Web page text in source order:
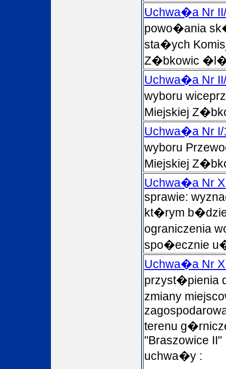
Uchwa�a Nr
powo�ania
sta�ych
Z�bkowic
Uchwa�a Nr
wyboru
Miejskiej
Uchwa�a Nr I/
wyboru
Miejskiej
Uchwa�a Nr
sprawie:
kt�rym
ograniczenia
spo�ecznie
Uchwa�a Nr
przyst�pienia
zmiany
terenu
"Braszowice
uchwa�y :